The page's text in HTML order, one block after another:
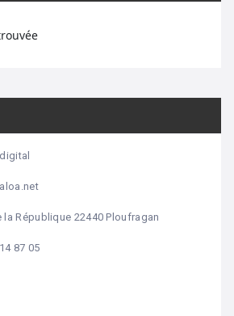
la République 22440 Ploufragan
87 05